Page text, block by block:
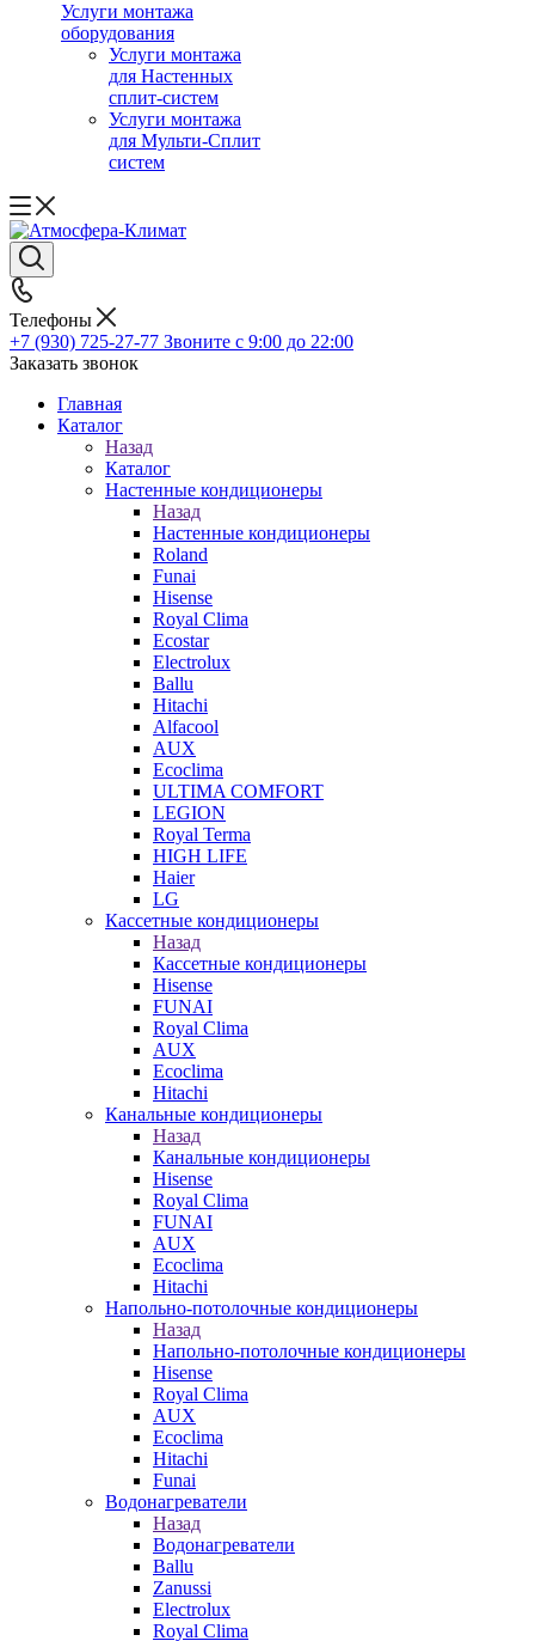
Услуги монтажа
оборудования
Услуги монтажа
для Настенных
сплит-систем
Услуги монтажа
для Мульти-Сплит
систем
Телефоны
+7 (930) 725-27-77 Звоните с 9:00 до 22:00
Заказать звонок
Главная
Каталог
Назад
Каталог
Настенные кондиционеры
Назад
Настенные кондиционеры
Roland
Funai
Hisense
Royal Clima
Ecostar
Electrolux
Ballu
Hitachi
Alfacool
AUX
Ecoclima
ULTIMA COMFORT
LEGION
Royal Terma
HIGH LIFE
Haier
LG
Кассетные кондиционеры
Назад
Кассетные кондиционеры
Hisense
FUNAI
Royal Clima
AUX
Ecoclima
Hitachi
Канальные кондиционеры
Назад
Канальные кондиционеры
Hisense
Royal Clima
FUNAI
AUX
Ecoclima
Hitachi
Напольно-потолочные кондиционеры
Назад
Напольно-потолочные кондиционеры
Hisense
Royal Clima
AUX
Ecoclima
Hitachi
Funai
Водонагреватели
Назад
Водонагреватели
Ballu
Zanussi
Electrolux
Royal Clima